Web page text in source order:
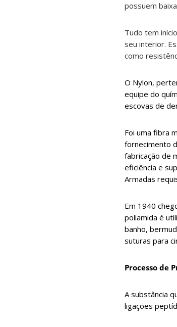
possuem
Tudo tem
seu interior.
como
O Nylon,
equipe do
escovas de
Foi uma fibra
fornecimento
fabricação de
eficiência e
Armadas
Em 1940
poliamida é
banho,
suturas para
Processo de
A substância
ligações